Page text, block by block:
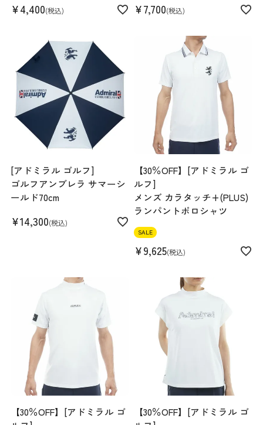
¥4,400 税込 ¥7,700 税込
[アドミラル ゴルフ]
ゴルフアンブレラ サマーシ
ールド70cm
¥14,300 税込
【30％OFF】[アドミラル ゴ
ルフ]
メンズ カラタッチ+(PLUS)
ランパントポロシャツ
SALE
¥9,625 税込
【30％OFF】[アドミラル ゴ
【30％OFF】[アドミラル ゴ